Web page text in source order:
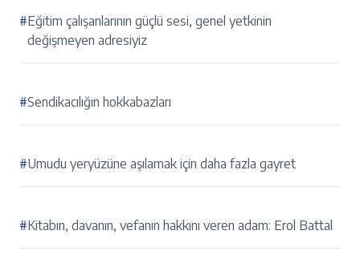
#Eğitim çalışanlarının güçlü sesi, genel yetkinin
değişmeyen adresiyiz
#Sendikacılığın hokkabazları
#Umudu yeryüzüne aşılamak için daha fazla gayret
#Kitabın, davanın, vefanın hakkını veren adam: Erol Battal